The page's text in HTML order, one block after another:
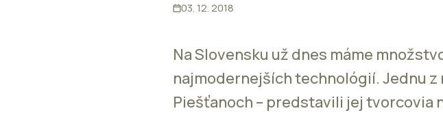
03. 12. 2018
Na Slovensku už dnes máme
najmodernejších technológií. Jednu
Piešťanoch – predstavili jej tvorcovia